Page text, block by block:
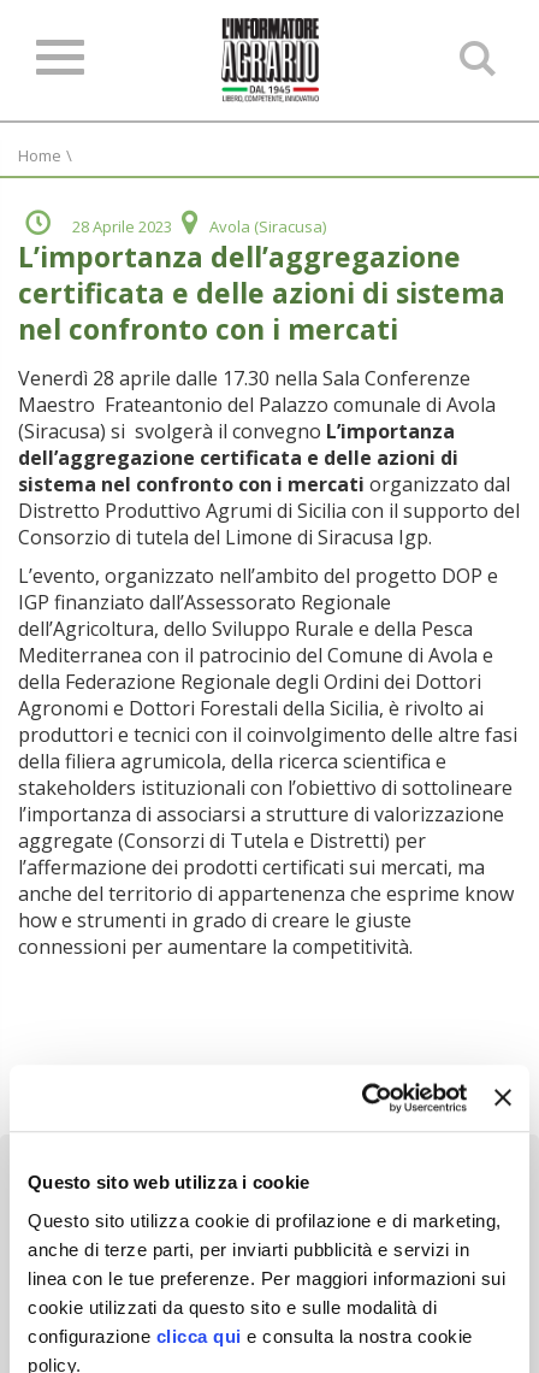
Questo sito web utilizza i cookie
Questo sito utilizza cookie di profilazione e di marketing,
anche di terze parti, per inviarti pubblicità e servizi in
linea con le tue preferenze. Per maggiori informazioni sui
cookie utilizzati da questo sito e sulle modalità di
configurazione clicca qui e consulta la nostra cookie
policy.
Home \
28 Aprile 2023 Avola (Siracusa)
Lʼimportanza dellʼaggregazione
certificata e delle azioni di sistema
nel confronto con i mercati
Venerdì 28 aprile dalle 17.30 nella Sala Conferenze
Maestro Frateantonio del Palazzo comunale di Avola
(Siracusa) si svolgerà il convegno Lʼimportanza
dellʼaggregazione certificata e delle azioni di
sistema nel confronto con i mercati organizzato dal
Distretto Produttivo Agrumi di Sicilia con il supporto del
Consorzio di tutela del Limone di Siracusa Igp.
L’evento, organizzato nell’ambito del progetto DOP e
IGP finanziato dall’Assessorato Regionale
dell’Agricoltura, dello Sviluppo Rurale e della Pesca
Mediterranea con il patrocinio del Comune di Avola e
della Federazione Regionale degli Ordini dei Dottori
Agronomi e Dottori Forestali della Sicilia, è rivolto ai
produttori e tecnici con il coinvolgimento delle altre fasi
della filiera agrumicola, della ricerca scientifica e
stakeholders istituzionali con l’obiettivo di sottolineare
l’importanza di associarsi a strutture di valorizzazione
aggregate (Consorzi di Tutela e Distretti) per
l’affermazione dei prodotti certificati sui mercati, ma
anche del territorio di appartenenza che esprime know
how e strumenti in grado di creare le giuste
connessioni per aumentare la competitività.
Newsletter
Scopri un servizio d'informazione di alta qualità. Tagliato sulle tue
esigenze.